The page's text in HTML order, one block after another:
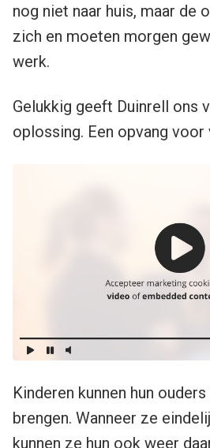
nog niet naar huis, maar de
zich en moeten morgen
werk.
Gelukkig geeft Duinrell ons
oplossing. Een opvang
Kinderen kunnen hun
brengen. Wanneer ze
kunnen ze hun ook weer